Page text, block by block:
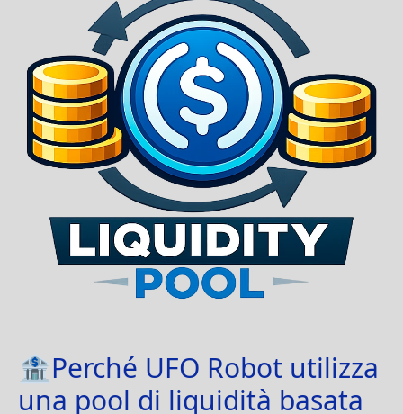
🏦Perché UFO Robot utilizza
una pool di liquidità basata